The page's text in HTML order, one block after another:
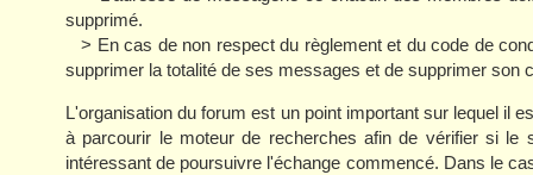
supprimé.
> En cas de non respect du règlement et du code de
supprimer la totalité de ses messages et de supprimer son
L'organisation du forum est un point important sur lequel il
à parcourir le moteur de recherches afin de vérifier si
intéressant de poursuivre l'échange commencé. Dans le